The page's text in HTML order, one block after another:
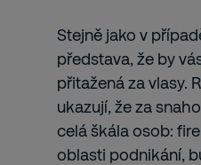
Stejně jako v
představa, že by
přitažená za vlasy.
ukazují, že za
celá škála osob:
oblasti podnikání,